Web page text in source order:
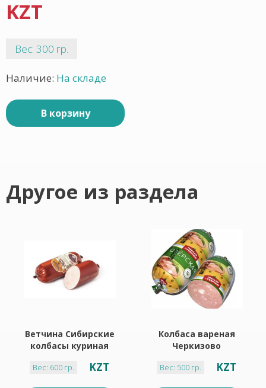
KZT
Вес: 300 гр.
Наличие: На складе
В корзину
Другое из раздела
Ветчина Сибирские
колбасы куриная
Вес: 600 гр. KZT
Колбаса вареная
Черкизово
Вес: 500 гр. KZT